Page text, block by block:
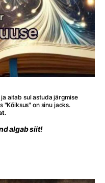
aitab sul astuda järgmise
"Kõiksus" on sinu jaoks.
.
algab siit!